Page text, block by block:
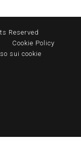
Reserved
Cookie Policy
sui cookie